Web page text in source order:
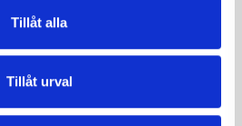
Tillåt alla
Tillåt urval